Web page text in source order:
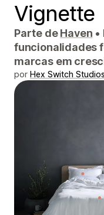
Vignette
Parte deHaven •
funcionalidades
marcas em
por Hex Switch Studios